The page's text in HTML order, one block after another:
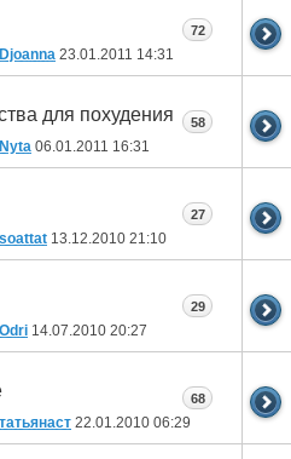
Djoanna 23.01.2011 14:31
72
для похудения
Nyta 06.01.2011 16:31
58
soattat 13.12.2010 21:10
27
Odri 14.07.2010 20:27
29
татьянаст 22.01.2010 06:29
68